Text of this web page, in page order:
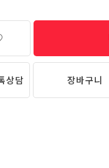
상담 장바구니